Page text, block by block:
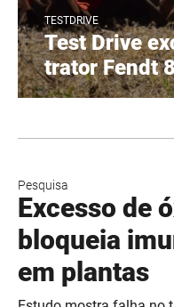
TESTDRIVE
Test Drive
trator Fendt
Pesquisa
Excesso de
bloqueia
em plantas